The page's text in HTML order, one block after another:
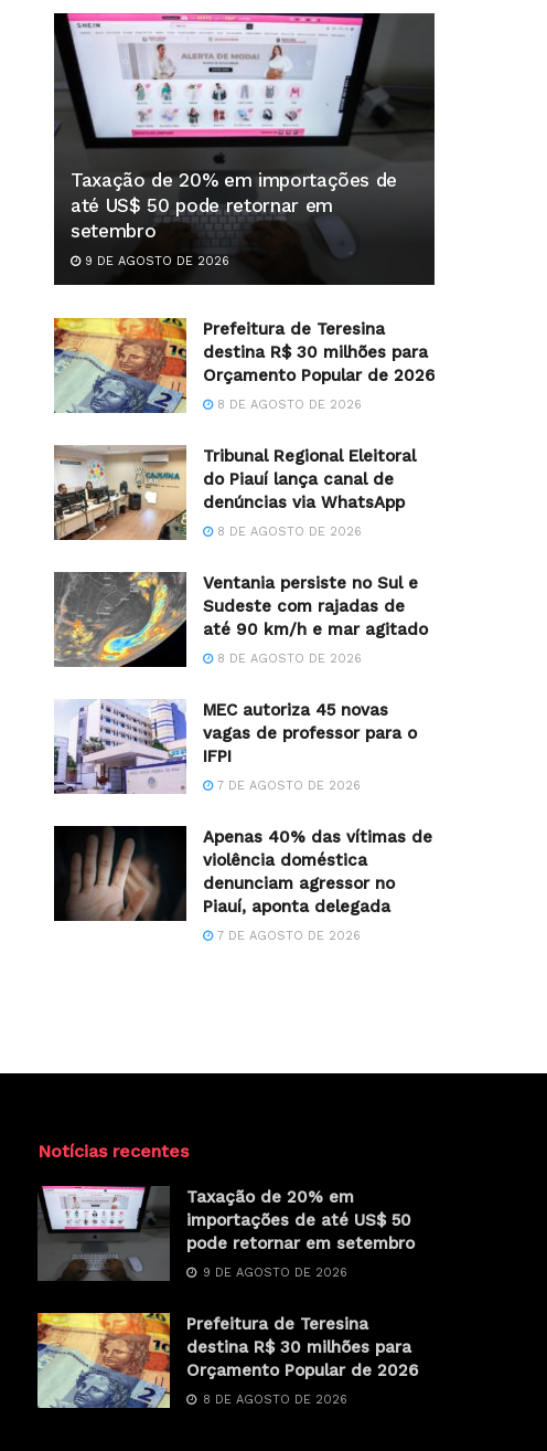
Taxação de 20% em importações de
até US$ 50 pode retornar em
setembro
9 DE AGOSTO DE 2026
Prefeitura de Teresina
destina R$ 30 milhões para
Orçamento Popular de 2026
8 DE AGOSTO DE 2026
Tribunal Regional Eleitoral
do Piauí lança canal de
denúncias via WhatsApp
8 DE AGOSTO DE 2026
Ventania persiste no Sul e
Sudeste com rajadas de
até 90 km/h e mar agitado
8 DE AGOSTO DE 2026
MEC autoriza 45 novas
vagas de professor para o
IFPI
7 DE AGOSTO DE 2026
Apenas 40% das vítimas de
violência doméstica
denunciam agressor no
Piauí, aponta delegada
7 DE AGOSTO DE 2026
Notícias recentes
Taxação de 20% em
importações de até US$ 50
pode retornar em setembro
9 DE AGOSTO DE 2026
Prefeitura de Teresina
destina R$ 30 milhões para
Orçamento Popular de 2026
8 DE AGOSTO DE 2026